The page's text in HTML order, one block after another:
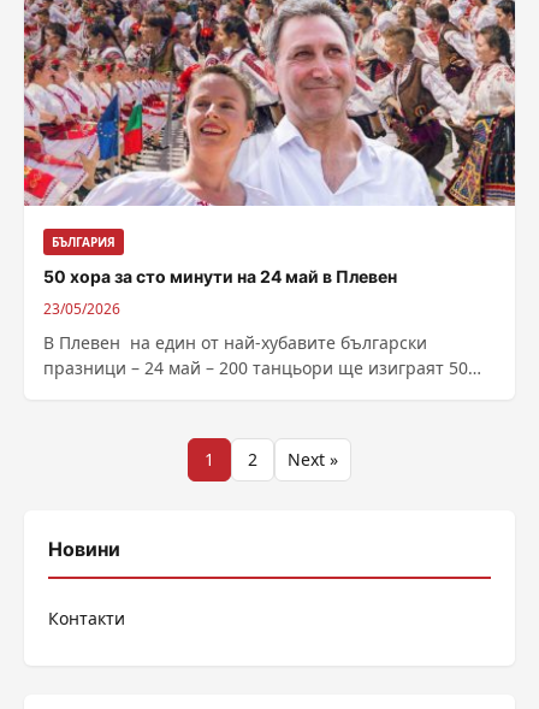
БЪЛГАРИЯ
50 хора за сто минути на 24 май в Плевен
23/05/2026
В Плевен на един от най-хубавите български
празници – 24 май – 200 танцьори ще изиграят 50
публикациите
1 2 Next »
Новини
Контакти